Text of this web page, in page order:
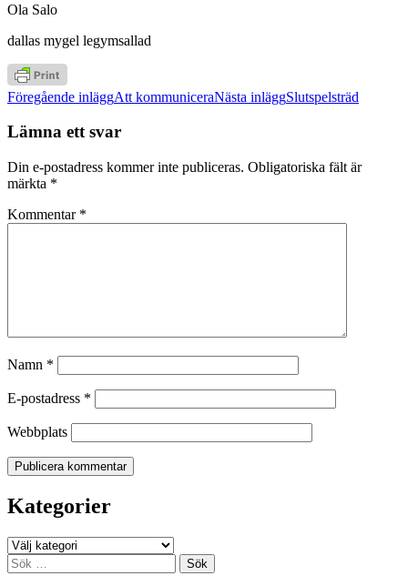
Ola Salo
dallas mygel legymsallad
Inläggsnavigering
Föregående inläggAtt kommuniceraNästa inläggSlutspelsträd
Lämna ett svar
Din e-postadress kommer inte publiceras. Obligatoriska fält är
märkta *
Kommentar *
Namn *
E-postadress *
Webbplats
Kategorier
Kategorier
Sök
efter: